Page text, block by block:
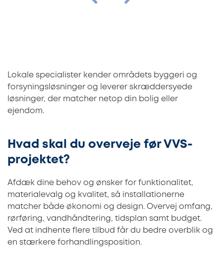
Lokale specialister kender områdets byggeri og
forsyningsløsninger og leverer skræddersyede
løsninger, der matcher netop din bolig eller
ejendom.
Hvad skal du overveje før VVS-
projektet?
Afdæk dine behov og ønsker for funktionalitet,
materialevalg og kvalitet, så installationerne
matcher både økonomi og design. Overvej omfang,
rørføring, vandhåndtering, tidsplan samt budget.
Ved at indhente flere tilbud får du bedre overblik og
en stærkere forhandlingsposition.